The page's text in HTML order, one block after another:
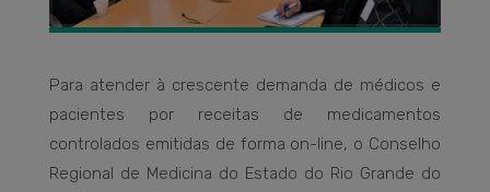
Para atender à crescente demanda de médicos e
pacientes por receitas de medicamentos
controlados emitidas de forma on-line, o Conselho
Regional de Medicina do Estado do Rio Grande do